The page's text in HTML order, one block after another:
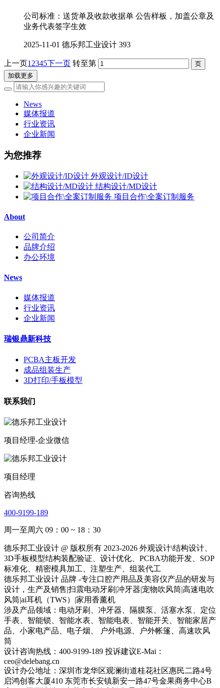
公司标准：送货单及收款收据单 公告样板，加盖公章及
业务代表签字生效
2025-11-01 德乐邦工业设计 393
上一页1 2345下一页 转至第
加载更多
News
媒体报道
行业资讯
企业新闻
为您推荐
外观设计/ID设计
结构设计/MD设计
项目合作\全案订制服务
About
公司简介
品牌介绍
办公环境
News
媒体报道
行业资讯
企业新闻
瑞银鼎新科技
PCBA主板开发
成品组装生产
3D打印/手板模型
联系我们
项目经理-企业微信
项目经理
咨询热线
400-9199-189
周一至周六 09：00 ~ 18：30
德乐邦工业设计 @ 版权所有 2023-2026 外观设计\结构设计、
3D手板模型结构装配验证、设计优化、PCBA功能开发、SOP
标准化、精密模具加工、注塑生产、组装代工
德乐邦工业设计 品牌 -专注口腔产用品及美容仪产品的研发与
设计，生产及销售|扫震电动牙刷|冲牙器|宠物吹风筒|高速电吹
风筒|ai耳机（TWS）|家用香薰机
涉及产品领域：电动牙刷、冲牙器、隔膜泵、活塞水泵、定位
手表、智能锁、智能水表、智能电表、智能开关、智能家居产
品、小家电产品、电子烟、 户外电源、户外帐篷、高速吹风
筒
设计咨询热线：400-9199-189 投诉建议E-Mai：
ceo@delebang.cn
设计办公地址：深圳市龙华区观澜街道桂花社区惠民二路4号
启鸿创客大厦410 东莞市长安镇新安一路47号金果商务中心B